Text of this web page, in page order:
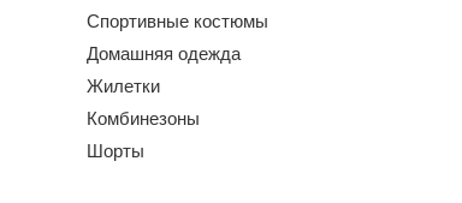
Спортивные костюмы
Домашняя одежда
Жилетки
Комбинезоны
Шорты